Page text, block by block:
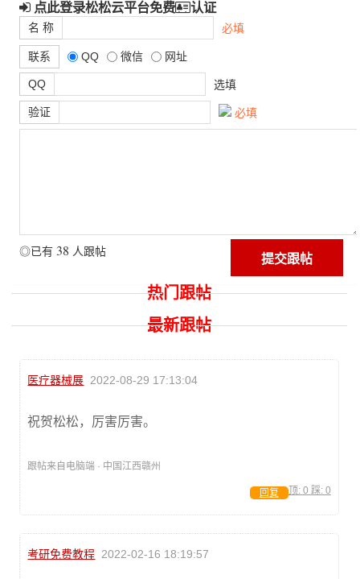
点此登录松松云平台免费 认证
名 称 必填
联系 QQ 微信 网址
QQ 选填
验证 必填
◎已有 38 人跟帖
热门跟帖
最新跟帖
医疗器械展 2022-08-29 17:13:04
祝贺松松，厉害厉害。
跟帖来自电脑端 · 中国江西赣州
顶: 0 踩: 0
回复
考研免费教程 2022-02-16 18:19:57